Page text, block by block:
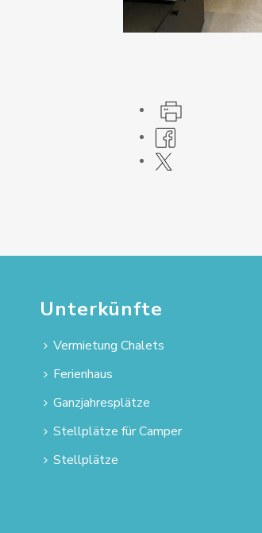
Unterkünfte
Vermietung Chalets
Ferienhaus
Ganzjahresplätze
Stellplätze für Camper
Stellplätze